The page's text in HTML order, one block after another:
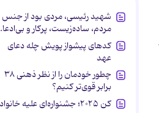
شهید رئیسی، مردی بود از جنس
مردم، ساده‌زیست، پرکار و بی‌ادعا.
کدهای پیشواز پویش چله دعای
عهد
چطور خودمان را از نظر ذهنی ۳۸
برابر قوی‌تر کنیم؟
کن ۲۰۲۵؛ جشنواره‌ای علیه خانواده